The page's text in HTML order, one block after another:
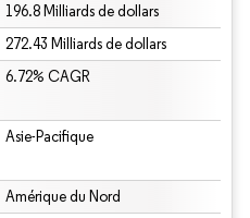
196.8 Milliards de dollars
272.43 Milliards de dollars
6.72% CAGR
Asie-Pacifique
Amérique du Nord